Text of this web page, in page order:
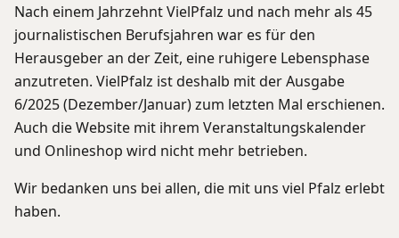
Nach einem Jahrzehnt VielPfalz und nach mehr als 45
journalistischen Berufsjahren war es für den
Herausgeber an der Zeit, eine ruhigere Lebensphase
anzutreten. VielPfalz ist deshalb mit der Ausgabe
6/2025 (Dezember/Januar) zum letzten Mal erschienen.
Auch die Website mit ihrem Veranstaltungskalender
und Onlineshop wird nicht mehr betrieben.
Wir bedanken uns bei allen, die mit uns viel Pfalz erlebt
haben.